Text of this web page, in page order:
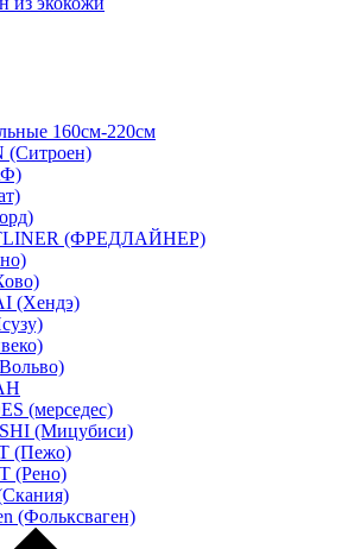
160см-220см
(Ситроен)
(ФРЕДЛАЙНЕР)
(Хендэ)
(мерседес)
(Мицубиси)
(Пежо)
(Рено)
(Фольксваген)